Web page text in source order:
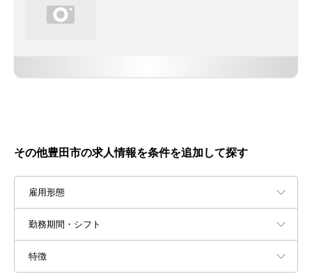
その他豊田市の求人情報を条件を追加して探す
雇用形態
勤務期間・シフト
特徴